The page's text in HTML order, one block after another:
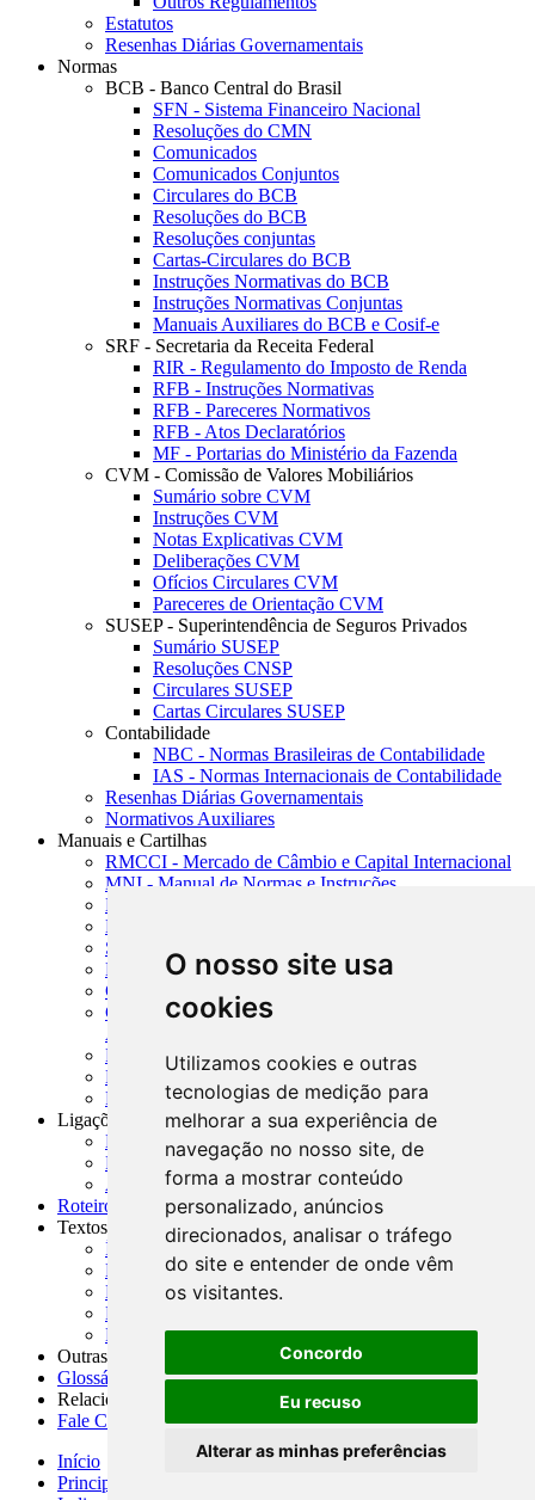
O nosso site usa
cookies
Utilizamos cookies e outras
tecnologias de medição para
melhorar a sua experiência de
navegação no nosso site, de
forma a mostrar conteúdo
personalizado, anúncios
direcionados, analisar o tráfego
do site e entender de onde vêm
os visitantes.
Concordo
Eu recuso
Alterar as minhas preferências
Estatutos
Resenhas Diárias Governamentais
Normas
BCB - Banco Central do Brasil
SFN - Sistema Financeiro Nacional
Resoluções do CMN
Comunicados
Comunicados Conjuntos
Circulares do BCB
Resoluções do BCB
Resoluções conjuntas
Cartas-Circulares do BCB
Instruções Normativas do BCB
Instruções Normativas Conjuntas
Manuais Auxiliares do BCB e Cosif-e
SRF - Secretaria da Receita Federal
RIR - Regulamento do Imposto de Renda
RFB - Instruções Normativas
RFB - Pareceres Normativos
RFB - Atos Declaratórios
MF - Portarias do Ministério da Fazenda
CVM - Comissão de Valores Mobiliários
Sumário sobre CVM
Instruções CVM
Notas Explicativas CVM
Deliberações CVM
Ofícios Circulares CVM
Pareceres de Orientação CVM
SUSEP - Superintendência de Seguros Privados
Sumário SUSEP
Resoluções CNSP
Circulares SUSEP
Cartas Circulares SUSEP
Contabilidade
NBC - Normas Brasileiras de Contabilidade
IAS - Normas Internacionais de Contabilidade
Resenhas Diárias Governamentais
Normativos Auxiliares
Manuais e Cartilhas
RMCCI - Mercado de Câmbio e Capital Internacional
MNI - Manual de Normas e Instruções
MTVM - Manual de Títulos e Valores Mobiliários
MCR - Manual de Crédito Rural
SISORF - Manual de Organização do SFN
MASUP - Manual de Supervisão Bancária
CADOC - Catálogo de Documentos
CNAE-CONCLA - Classificação Nacional de
Atividades Econômicas
PMF - Cartilhas do BCB
Manuais Auxiliares do BCB e Cosif-e
Resenhas Diárias Governamentais
Ligações Externas
Links Úteis
Presidência da República
Agências Nacionais Reguladoras
Roteiros para Estudos
Textos
Índice de Textos
Editorial
Monografias
Na Imprensa
Fórum de Discussão
Outras ferramentas
Glossário
Relacionamento
Fale Conosco
Início
Principais notícias